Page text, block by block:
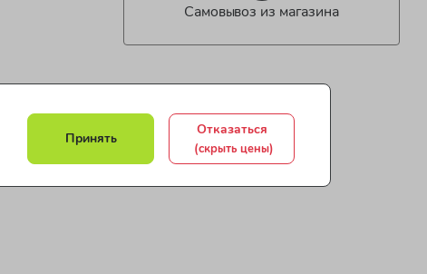
Самовывоз из магазина
Принять
Отказаться
(скрыть цены)